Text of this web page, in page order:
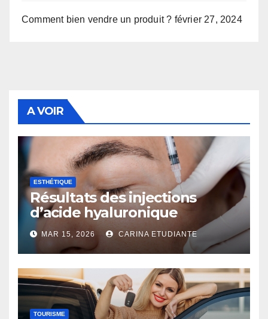
Comment bien vendre un produit ? février 27, 2024
A VOIR
ESTHÉTIQUE
Résultats des injections
d’acide hyaluronique
MAR 15, 2026 CARINA ETUDIANTE
TOURISME